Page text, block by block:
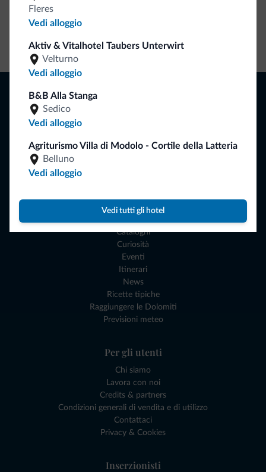
Fleres
Vedi alloggio
Aktiv & Vitalhotel Taubers Unterwirt
Velturno
Vedi alloggio
B&B Alla Stanga
Sedico
Vedi alloggio
Agriturismo Villa di Modolo - Cortile della Latteria
Belluno
Vedi alloggio
Vedi tutti gli hotel
Vai allo shop
Dove andare
Esperienze e Buoni Regalo
Cataloghi
Curiosità
Eventi
Itinerari
News
Ricette tipiche
Raggiungere le Dolomiti
Previsioni meteo
Per gli utenti
Chi siamo
Lavora con noi
Credits & partners
Condizioni generali di vendita e di utilizzo
Contattaci
Privacy & Cookies
Inserzionisti